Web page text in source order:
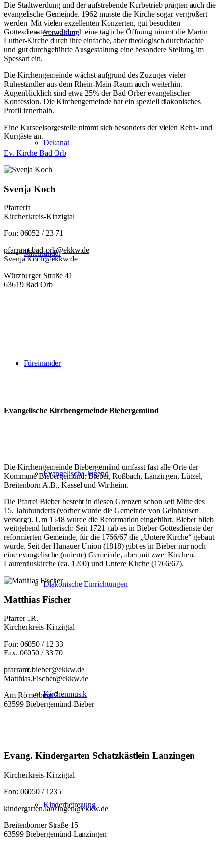
Verwaltung
Dekanat
Miteinander
Füreinander
Evangelische Jugend
Diakonische Einrichtungen
Kirchenmusik
Kinderbetreuung
Die Stadtwerdung und der aufstrebende Kurbetrieb prägten auch die
evangelische Gemeinde. 1962 musste die Kirche sogar vergrößert
werden. Mit vielen exzellenten Konzerten, gut besuchten
Gottesdiensten und durch eine tägliche Öffnung nimmt die Martin-
Luther-Kirche durch ihre einfache, aber theologisch durchdachte
und gut durchgeführte Ausgestaltung eine besondere Stellung im
Spessart ein.
Die Kirchengemeinde wächst aufgrund des Zuzuges vieler
Ruheständler aus dem Rhein-Main-Raum auch weiterhin.
Augenblicklich sind etwa 25% der Bad Orber evangelischer
Konfession. Die Kirchengemeinde hat ein speziell diakonisches
Profil innerhalb.
Eine Kurseelsorgestelle nimmt sich besonders der vielen Reha- und
Kurgäste an.
Ev. Kirche Bad Orb
Svenja Koch
Pfarrerin
Kirchenkreis-Kinzigtal
Fon: 06052 / 23 71
pfarramt.bad-orb@ekkw.de
Svenja.Koch@ekkw.de
Würzburger Straße 41
63619 Bad Orb
Evangelische Kirchengemeinde Biebergemünd
Die Kirchengemeinde Biebergemünd umfasst fast alle Orte der
Kommune Biebergemünd: Bieber, Roßbach, Lanzingen, Lützel,
Breitenborn A.B., Kassel und Wirtheim.
Die Pfarrei Bieber besteht in diesen Grenzen schon seit Mitte des
15. Jahrhunderts (vorher wurde die Gemeinde von Gelnhausen
versorgt). Um 1548 wurde die Reformation eingeführt. Bieber blieb
weitgehend lutherisch: Seit 1721 gab es in Bieber Gottesdienste der
reformierten Gemeinde, für die 1766/67 die „Untere Kirche“ gebaut
wurde. Seit der Hanauer Union (1818) gibt es in Bieber nur noch
eine evangelische (unierte) Gemeinde, aber mit zwei Kirchen:
Laurentiuskirche (ca. 1200) und Untere Kirche (1766/67).
Matthias Fischer
Pfarrer i.R.
Kirchenkreis-Kinzigtal
Fon: 06050 / 12 33
Fax: 06050 / 33 70
pfarramt.bieber@ekkw.de
Matthias.Fischer@ekkw.de
Am Römerberg 7
63599 Biebergemünd-Bieber
Evang. Kindergarten Schatzkästlein Lanzingen
Kirchenkreis-Kinzigtal
Fon: 06050 / 1235
kindergarten.lanzingen@ekkw.de
Breitenborner Straße 15
63599 Biebergemünd-Lanzingen